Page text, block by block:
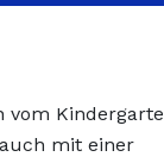
vom
mit einer